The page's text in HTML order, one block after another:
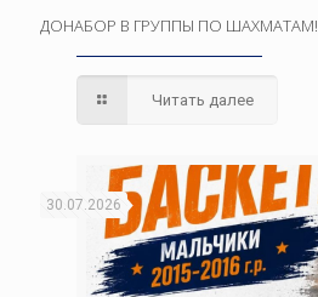
ДОНАБОР В ГРУППЫ ПО ШАХМАТАМ!
Читать далее
30.07.2026